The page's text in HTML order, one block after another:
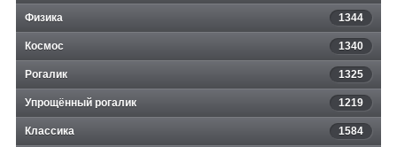
Физика 1344
Космос 1340
Рогалик 1325
Упрощённый рогалик 1219
Классика 1584